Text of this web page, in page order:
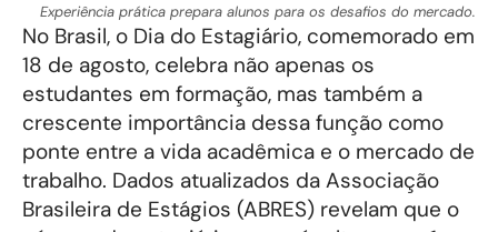
Experiência prática prepara alunos para os desafios do mercado.
No Brasil, o Dia do Estagiário, comemorado em
18 de agosto, celebra não apenas os
estudantes em formação, mas também a
crescente importância dessa função como
ponte entre a vida acadêmica e o mercado de
trabalho. Dados atualizados da Associação
Brasileira de Estágios (ABRES) revelam que o